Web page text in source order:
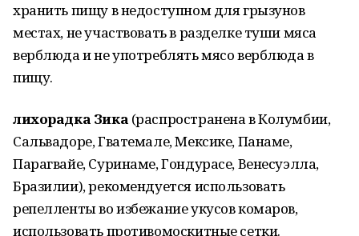
хранить пищу в недоступном для грызунов
местах, не участвовать в разделке туши мяса
верблюда и не употреблять мясо верблюда в
пищу.
лихорадка Зика (распространена в Колумбии,
Сальвадоре, Гватемале, Мексике, Панаме,
Парагвайе, Суринаме, Гондурасе, Венесуэлла,
Бразилии), рекомендуется использовать
репелленты во избежание укусов комаров,
использовать противомоскитные сетки.